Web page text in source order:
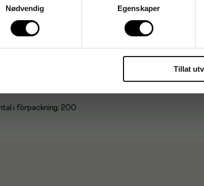
Nødvendig
Egenskaper
Tillat
Håndflate
fingrene
i förpackning: 200